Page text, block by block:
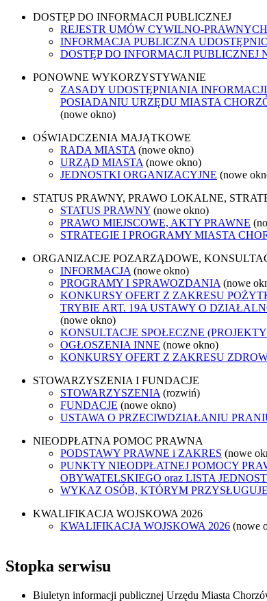
DOSTĘP DO INFORMACJI PUBLICZNEJ
REJESTR UMÓW CYWILNO-PRAWNYCH
INFORMACJA PUBLICZNA
DOSTĘP DO INFORMACJI PUBLICZNEJ
PONOWNE WYKORZYSTYWANIE
ZASADY UDOSTĘPNIANIA
POSIADANIU URZĘDU MIASTA
(nowe okno)
OŚWIADCZENIA MAJĄTKOWE
RADA MIASTA (nowe okno)
URZĄD MIASTA (nowe okno)
JEDNOSTKI ORGANIZACYJNE (nowe
STATUS PRAWNY, PRAWO LOKALNE,
STATUS PRAWNY (nowe okno)
PRAWO MIEJSCOWE, AKTY PRAWNE
STRATEGIE I PROGRAMY MIASTA
ORGANIZACJE POZARZĄDOWE,
INFORMACJA (nowe okno)
PROGRAMY I SPRAWOZDANIA (nowe
KONKURSY OFERT Z ZAKRESU
TRYBIE ART. 19A USTAWY O
(nowe okno)
KONSULTACJE SPOŁECZNE
OGŁOSZENIA INNE (nowe okno)
KONKURSY OFERT Z ZAKRESU
STOWARZYSZENIA I FUNDACJE
STOWARZYSZENIA (rozwiń)
FUNDACJE (nowe okno)
USTAWA O PRZECIWDZIAŁANIU
NIEODPŁATNA POMOC PRAWNA
PODSTAWY PRAWNE i ZAKRES (nowe
PUNKTY NIEODPŁATNEJ POMOCY
OBYWATELSKIEGO oraz LISTA
WYKAZ OSÓB, KTÓRYM
KWALIFIKACJA WOJSKOWA 2026
KWALIFIKACJA WOJSKOWA 2026 (nowe
Stopka serwisu
Biuletyn informacji publicznej Urzędu Miasta